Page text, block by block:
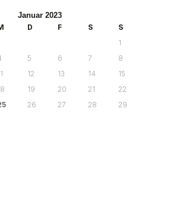
Januar 2023
D F S
S
1
5 6 7
8
12 13 14
15
19 20 21
22
26 27 28
29